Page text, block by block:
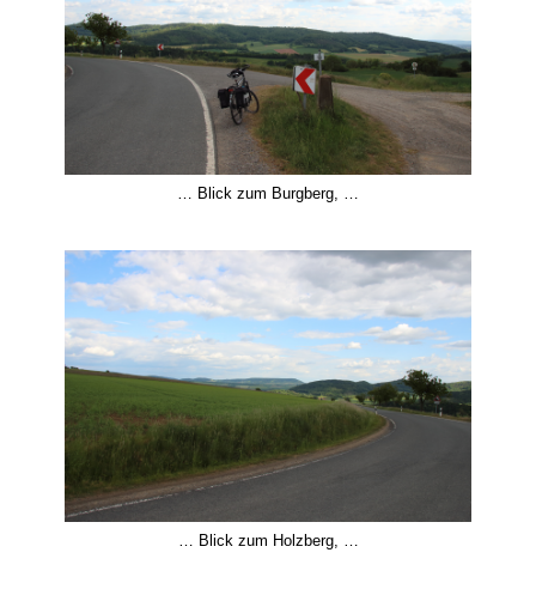
… Blick zum Burgberg, …
… Blick zum Holzberg, …